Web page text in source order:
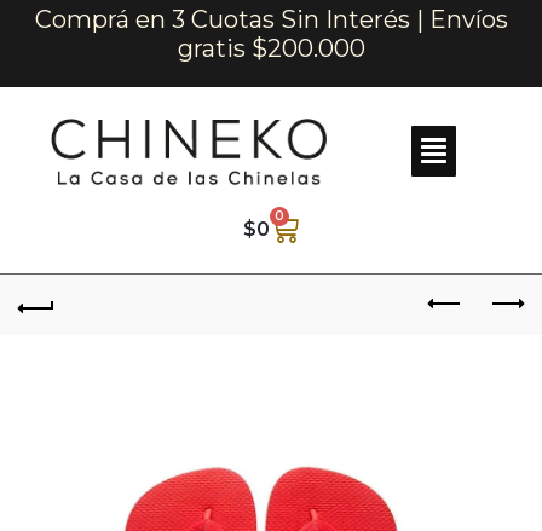
Comprá en 3 Cuotas Sin Interés | Envíos
gratis $200.000
$0
0